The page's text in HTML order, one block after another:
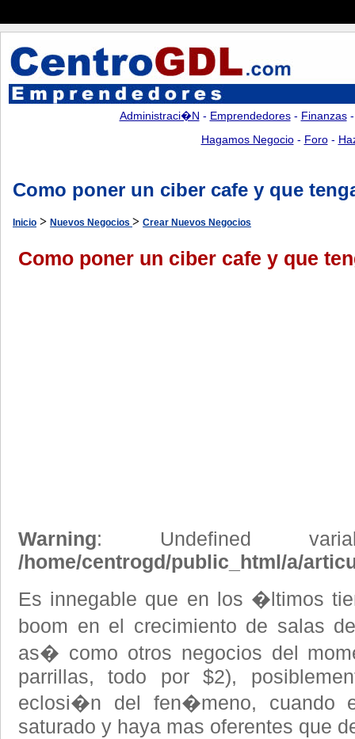
Administraci�n - Emprendedores- Finanzas
Hagamos Negocio- Foro-
Como poner un ciber cafe y que
Inicio > Nuevos Negocios > Crear Nuevos Negocios
Como poner un ciber cafe y que
Warning: Undefined
/home/centrogd/public_html/a/
Es innegable que en los �ltimos
boom en el crecimiento de salas
as� como otros negocios del
parrillas, todo por $2),
eclosi�n del fen�meno, cuando
saturado y haya mas oferentes que